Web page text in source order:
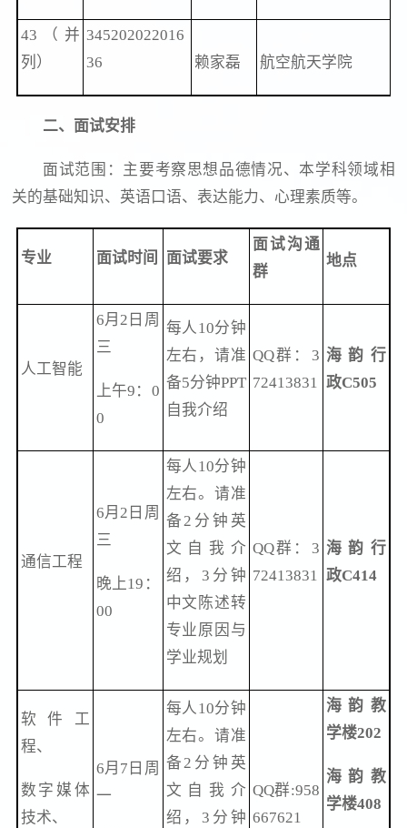
43（并
列）
345202022016
36
赖家磊 航空航天学院
二、 面试安排
面试范围：主要考察思想品德情况、本学科领域相
关的基础知识、英语口语、表达能力、心理素质等。
专业 面试时间 面试要求
面试沟通
群
地点
人工智能
6月2日周
三
上午9：0
0
每人10分钟
左右，请准
备5分钟PPT
自我介绍
QQ群：3
72413831
海韵行
政C505
通信工程
6月2日周
三
晚上19：
00
每人10分钟
左右。请准
备2分钟英
文自我介
绍，3分钟
中文陈述转
专业原因与
学业规划
QQ群：3
72413831
海韵行
政C414
软件工
程、
数字媒体
技术、
6月7日周
一
每人10分钟
左右。请准
备2分钟英
文自我介
绍，3分钟
QQ群:958
667621
海韵教
学楼202
海韵教
学楼408